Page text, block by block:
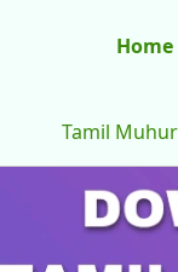
Home
Tamil